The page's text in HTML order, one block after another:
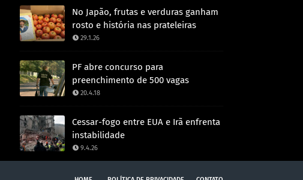
No Japão, frutas e verduras ganham
rosto e história nas prateleiras
29.1.26
PF abre concurso para
preenchimento de 500 vagas
20.4.18
Cessar-fogo entre EUA e Irã enfrenta
instabilidade
9.4.26